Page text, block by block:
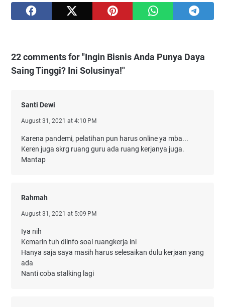
22 comments for "Ingin Bisnis Anda Punya Daya
Saing Tinggi? Ini Solusinya!"
Santi Dewi
August 31, 2021 at 4:10 PM
Karena pandemi, pelatihan pun harus online ya mba...
Keren juga skrg ruang guru ada ruang kerjanya juga.
Mantap
Rahmah
August 31, 2021 at 5:09 PM
Iya nih
Kemarin tuh diinfo soal ruangkerja ini
Hanya saja saya masih harus selesaikan dulu kerjaan yang
ada
Nanti coba stalking lagi